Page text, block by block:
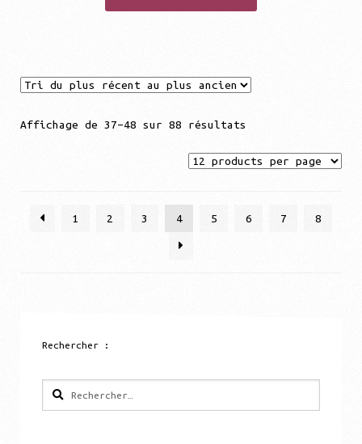
Affichage de 37–48 sur 88 résultats
plus
plus
1 2 3 4 5 6 7 8
Rechercher :
Rechercher :